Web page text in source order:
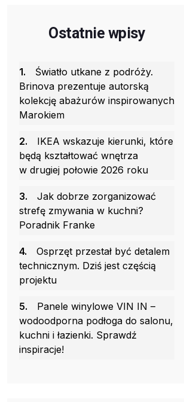
Ostatnie wpisy
1.
Światło utkane z podróży.
Brinova prezentuje autorską
kolekcję abażurów inspirowanych
Marokiem
2.
IKEA wskazuje kierunki, które
będą kształtować wnętrza
w drugiej połowie 2026 roku
3.
Jak dobrze zorganizować
strefę zmywania w kuchni?
Poradnik Franke
4.
Osprzęt przestał być detalem
technicznym. Dziś jest częścią
projektu
5.
Panele winylowe VIN IN –
wodoodporna podłoga do salonu,
kuchni i łazienki. Sprawdź
inspiracje!